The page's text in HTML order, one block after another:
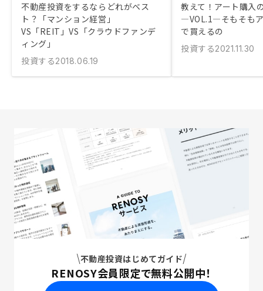
不動産投資をするならどれがベス
ト？「マンション経営」
VS「REIT」VS「クラウドファンデ
ィング」
投資する2018.06.19
教えて！アート購入
―VOL.1―そもそも
で買えるの
投資する2021.11.30
不動産投資はじめてガイド
RENOSY会員限定で無料公開中！